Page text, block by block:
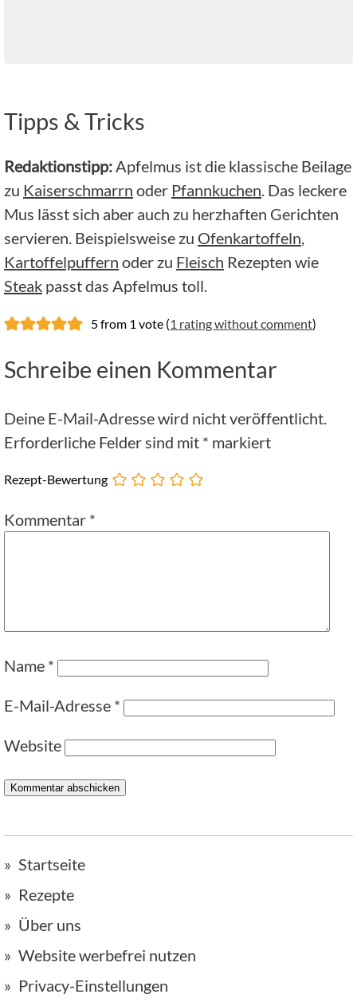
Tipps & Tricks
Redaktionstipp:Apfelmus ist die klassische Beilage
zu Kaiserschmarrn oder Pfannkuchen. Das leckere
Mus lässt sich aber auch zu herzhaften Gerichten
servieren. Beispielsweise zu Ofenkartoffeln,
Kartoffelpuffern oder zu Fleisch Rezepten wie
Steak passt das Apfelmus toll.
5 from 1 vote (1 rating without comment)
Schreibe einen Kommentar
Deine E-Mail-Adresse wird nicht veröffentlicht.
Erforderliche Felder sind mit * markiert
Rezept-Bewertung
Kommentar *
Name *
E-Mail-Adresse *
Website
Startseite
Rezepte
Über uns
Website werbefrei nutzen
Privacy-Einstellungen